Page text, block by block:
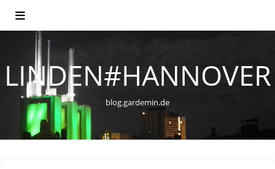
LINDEN#HANNOVER
blog.gardemin.de